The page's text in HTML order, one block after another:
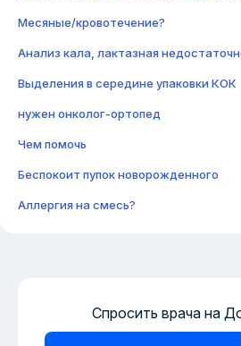
Месяные/кровотечение?
Анализ кала, лактазная
Выделения в середине упаковки КОК
нужен онколог-ортопед
Чем помочь
Беспокоит пупок новорожденного
Аллергия на смесь?
Спросить врача на